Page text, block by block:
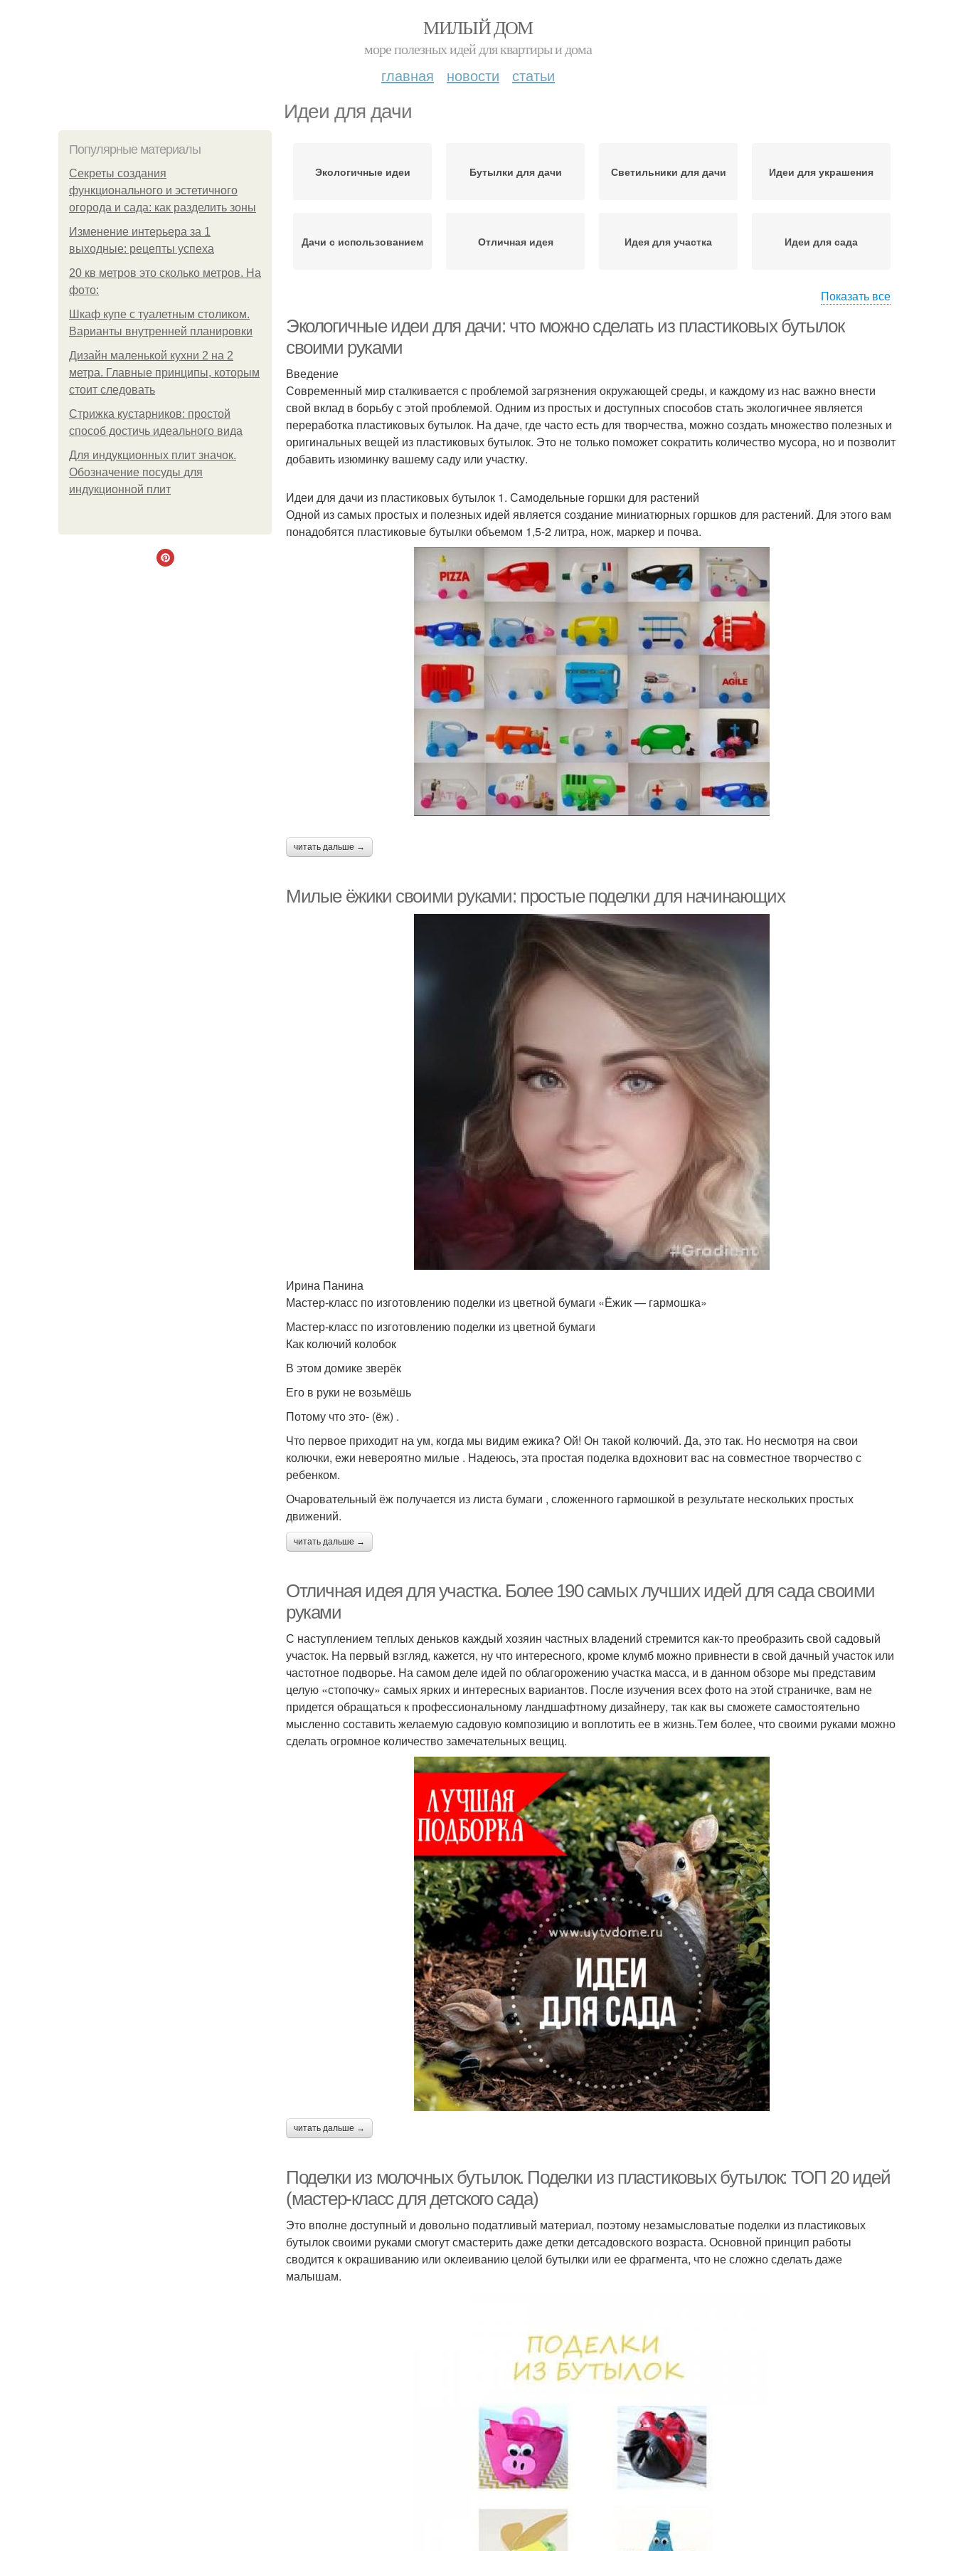
МИЛЫЙ ДОМ
море полезных идей для квартиры и дома
главная новости статьи
Идеи для дачи
Популярные материалы
Секреты создания
функционального и эстетичного
огорода и сада: как разделить зоны
Изменение интерьера за 1
выходные: рецепты успеха
20 кв метров это сколько метров. На
фото:
Шкаф купе с туалетным столиком.
Варианты внутренней планировки
Дизайн маленькой кухни 2 на 2
метра. Главные принципы, которым
стоит следовать
Стрижка кустарников: простой
способ достичь идеального вида
Для индукционных плит значок.
Обозначение посуды для
индукционной плит
Экологичные идеи Бутылки для дачи Светильники для дачи Идеи для украшения
Дачи с использованием Отличная идея Идея для участка Идеи для сада
Необычные идеи
Любимая дача
Мини-клумбы для
любимой дачи
Бутылки на даче
Показать все
Экологичные идеи для дачи: что можно сделать из пластиковых бутылок
своими руками
Введение
Современный мир сталкивается с проблемой загрязнения окружающей среды, и каждому из нас важно внести
свой вклад в борьбу с этой проблемой. Одним из простых и доступных способов стать экологичнее является
переработка пластиковых бутылок. На даче, где часто есть для творчества, можно создать множество полезных и
оригинальных вещей из пластиковых бутылок. Это не только поможет сократить количество мусора, но и позволит
добавить изюминку вашему саду или участку.
Идеи для дачи из пластиковых бутылок 1. Самодельные горшки для растений
Одной из самых простых и полезных идей является создание миниатюрных горшков для растений. Для этого вам
понадобятся пластиковые бутылки объемом 1,5-2 литра, нож, маркер и почва.
читать дальше →
Милые ёжики своими руками: простые поделки для начинающих
Ирина Панина
Мастер-класс по изготовлению поделки из цветной бумаги «Ёжик — гармошка»
Мастер-класс по изготовлению поделки из цветной бумаги
Как колючий колобок
В этом домике зверёк
Его в руки не возьмёшь
Потому что это- (ёж) .
Что первое приходит на ум, когда мы видим ежика? Ой! Он такой колючий. Да, это так. Но несмотря на свои
колючки, ежи невероятно милые . Надеюсь, эта простая поделка вдохновит вас на совместное творчество с
ребенком.
Очаровательный ёж получается из листа бумаги , сложенного гармошкой в результате нескольких простых
движений.
читать дальше →
Отличная идея для участка. Более 190 самых лучших идей для сада своими
руками
С наступлением теплых деньков каждый хозяин частных владений стремится как-то преобразить свой садовый
участок. На первый взгляд, кажется, ну что интересного, кроме клумб можно привнести в свой дачный участок или
частотное подворье. На самом деле идей по облагорожению участка масса, и в данном обзоре мы представим
целую «стопочку» самых ярких и интересных вариантов. После изучения всех фото на этой страничке, вам не
придется обращаться к профессиональному ландшафтному дизайнеру, так как вы сможете самостоятельно
мысленно составить желаемую садовую композицию и воплотить ее в жизнь.Тем более, что своими руками можно
сделать огромное количество замечательных вещиц.
читать дальше →
Поделки из молочных бутылок. Поделки из пластиковых бутылок: ТОП 20 идей
(мастер-класс для детского сада)
Это вполне доступный и довольно податливый материал, поэтому незамысловатые поделки из пластиковых
бутылок своими руками смогут смастерить даже детки детсадовского возраста. Основной принцип работы
сводится к окрашиванию или оклеиванию целой бутылки или ее фрагмента, что не сложно сделать даже
малышам.